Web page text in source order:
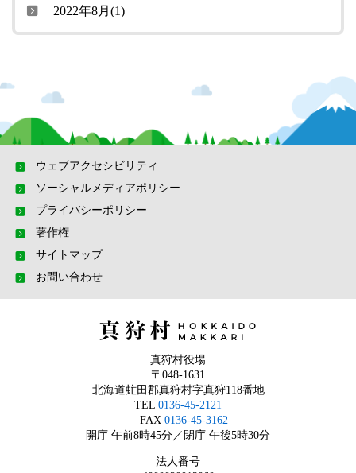
2022年8月(1)
ウェブアクセシビリティ
ソーシャルメディアポリシー
プライバシーポリシー
著作権
サイトマップ
お問い合わせ
真狩村役場
〒048-1631
北海道虻田郡真狩村字真狩118番地
TEL 0136-45-2121
FAX 0136-45-3162
開庁 午前8時45分／閉庁 午後5時30分
法人番号